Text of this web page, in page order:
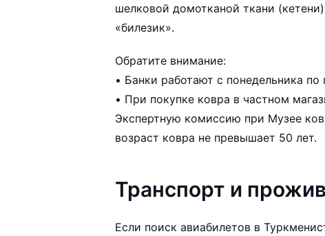
шелковой домотканой ткани
«билезик».
Обратите внимание:
• Банки работают с понедельника по
• При покупке ковра в частном
Экспертную комиссию при Музее
возраст ковра не превышает 50 лет.
Транспорт и
Если поиск авиабилетов в